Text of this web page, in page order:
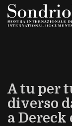
Salta
A tu per
diverso
a Dereck